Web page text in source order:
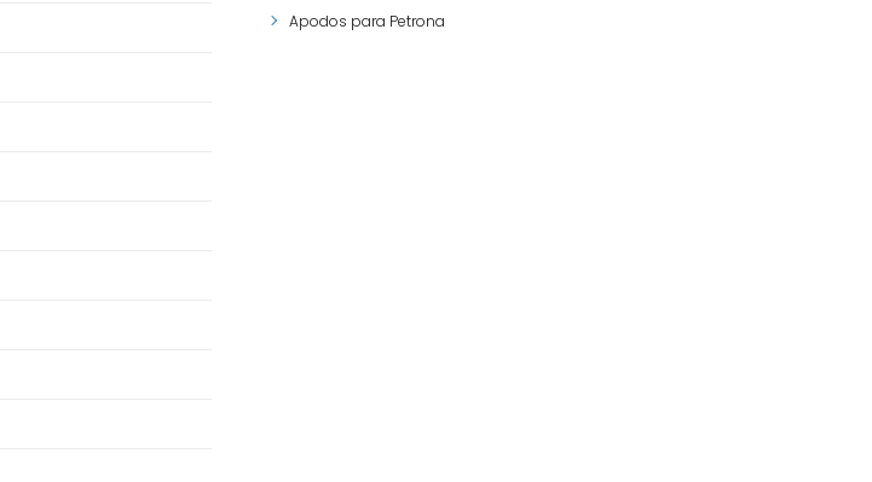
Apodos para Petrona